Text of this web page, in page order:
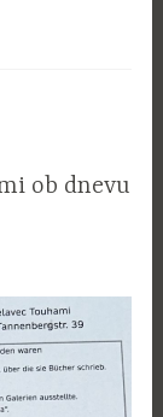
ob dnevu